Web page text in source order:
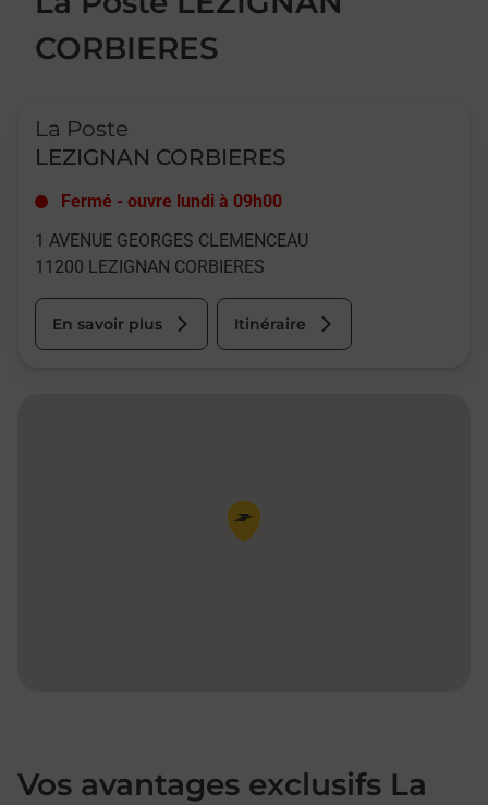
CORBIERES
La Poste
LEZIGNAN CORBIERES
Fermé - ouvre lundi à 09h00
1 AVENUE GEORGES CLEMENCEAU
11200 LEZIGNAN CORBIERES
En savoir plus Itinéraire
Pin de la carte
Vos avantages exclusifs La